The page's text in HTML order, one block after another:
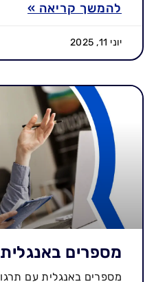
להמשך קריאה »
יוני 11, 2025
מספרים באנגלית